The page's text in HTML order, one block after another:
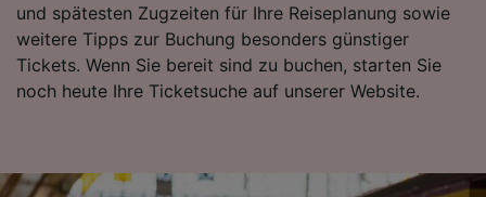
und spätesten Zugzeiten für Ihre Reiseplanung sowie
weitere Tipps zur Buchung besonders günstiger
Tickets. Wenn Sie bereit sind zu buchen, starten Sie
noch heute Ihre Ticketsuche auf unserer Website.